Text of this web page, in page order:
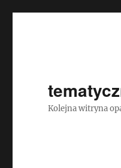
Kolejna witryna